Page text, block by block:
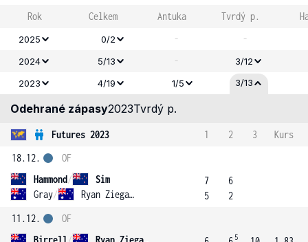
Rok Celkem Antuka Tvrdý p.
2025 0/2 - -
2024 5/13 -
3/12
2023
4/19 1/5 3/13
Odehrané zápasy2023Tvrdý p.
Futures 2023 1 2 3
Kurs
18.12.
Hammond/
Sim
Gray/ Ryan Ziegann
OF
7
5
6
2
11.12.
Birrell/
Ryan Ziegann
OF
5